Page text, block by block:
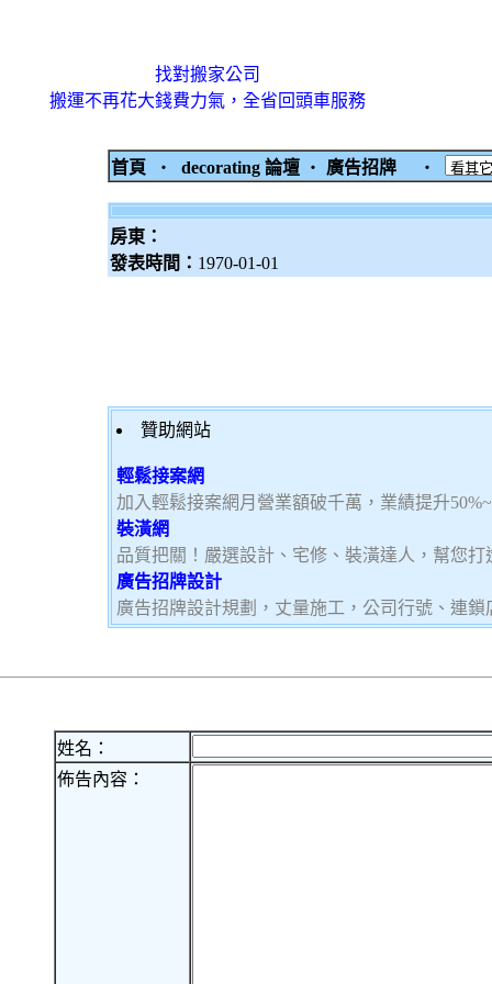
找對搬家公司
搬運不再花大錢費力氣，全省回頭車服務
首頁 ‧ decorating 論壇 ‧ 廣告招牌 ‧
房東：
發表時間： 1970-01-01
贊助網站
輕鬆接案網
加入輕鬆接案網月營業額破千萬，業績提升
裝潢網
品質把關！嚴選設計、宅修、裝潢達人，幫您
廣告招牌設計
廣告招牌設計規劃，丈量施工，公司行號、連
姓名：
佈告內容：